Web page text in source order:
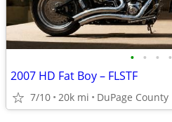
• • • •
2007 HD Fat Boy – FLSTF
7/10 20k mi DuPage County